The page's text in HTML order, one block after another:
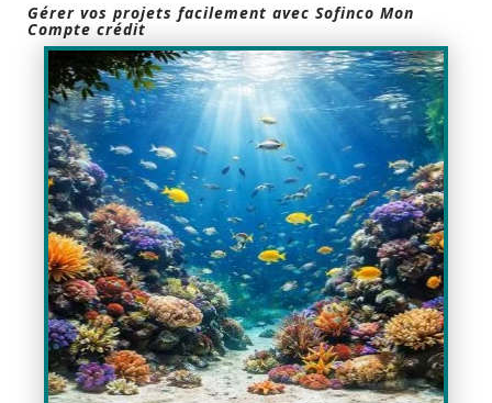
Gérer vos projets facilement avec Sofinco Mon
Compte crédit